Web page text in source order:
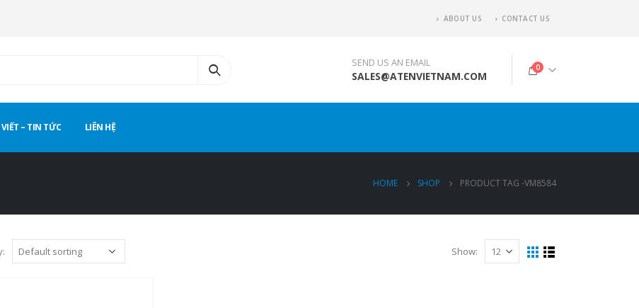
ABOUT US CONTACT US
SEND US AN EMAIL
SALES@ATENVIETNAM.COM
0
VIẾT – TIN TỨC LIÊN HỆ
HOME SHOP PRODUCT TAG -VM8584
Show: